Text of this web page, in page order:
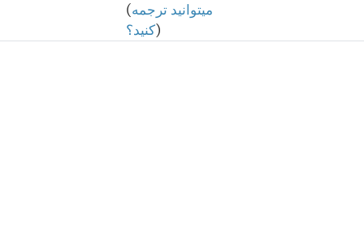
(میتوانید ترجمه
کنید؟)